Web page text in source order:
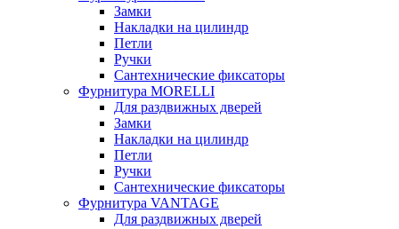
Замки
Накладки на цилиндр
Петли
Ручки
Сантехнические фиксаторы
Фурнитура MORELLI
Для раздвижных дверей
Замки
Накладки на цилиндр
Петли
Ручки
Сантехнические фиксаторы
Фурнитура VANTAGE
Для раздвижных дверей